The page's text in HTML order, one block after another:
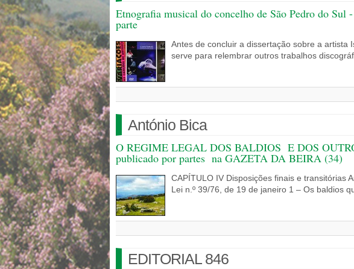
Etnografia musical do concelho de São Pedro do Sul
parte
Antes de concluir a dissertação sobre a artista
serve para relembrar outros trabalhos
António Bica
O REGIME LEGAL DOS BALDIOS E DOS
publicado por partes na GAZETA DA BEIRA (34)
CAPÍTULO IV Disposições finais e transitórias
Lei n.º 39/76, de 19 de janeiro 1 – Os baldios
EDITORIAL 846